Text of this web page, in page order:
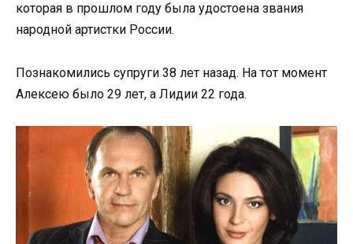
которая в прошлом году была удостоена звания
народной артистки России.
Познакомились супруги 38 лет назад. На тот момент
Алексею было 29 лет, а Лидии 22 года.